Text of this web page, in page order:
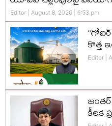
Editor August 8, 2026 6:53 pm
కొత్త
Editor
కీలక